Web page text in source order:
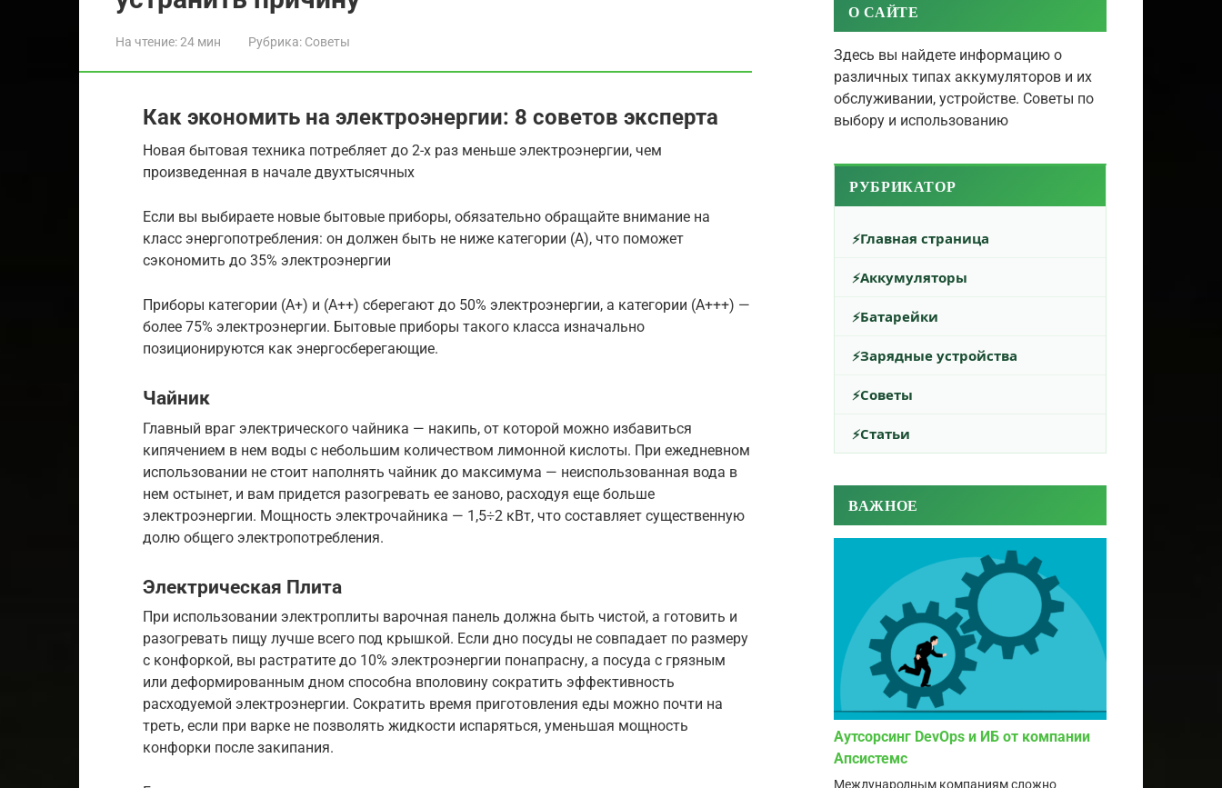
На чтение:24 мин Рубрика: Советы
Как экономить на электроэнергии: 8 советов эксперта
Новая бытовая техника потребляет до 2-х раз меньше электроэнергии, чем
произведенная в начале двухтысячных
Если вы выбираете новые бытовые приборы, обязательно обращайте внимание на
класс энергопотребления: он должен быть не ниже категории (А), что поможет
сэкономить до 35% электроэнергии
Приборы категории (А+) и (А++) сберегают до 50% электроэнергии, а категории (А+++) —
более 75% электроэнергии. Бытовые приборы такого класса изначально
позиционируются как энергосберегающие.
Чайник
Главный враг электрического чайника — накипь, от которой можно избавиться
кипячением в нем воды с небольшим количеством лимонной кислоты. При ежедневном
использовании не стоит наполнять чайник до максимума — неиспользованная вода в
нем остынет, и вам придется разогревать ее заново, расходуя еще больше
электроэнергии. Мощность электрочайника — 1,5÷2 кВт, что составляет существенную
долю общего электропотребления.
Электрическая Плита
При использовании электроплиты варочная панель должна быть чистой, а готовить и
разогревать пищу лучше всего под крышкой. Если дно посуды не совпадает по размеру
с конфоркой, вы растратите до 10% электроэнергии понапрасну, а посуда с грязным
или деформированным дном способна вполовину сократить эффективность
расходуемой электроэнергии. Сократить время приготовления еды можно почти на
треть, если при варке не позволять жидкости испаряться, уменьшая мощность
конфорки после закипания.
О САЙТЕ
Здесь вы найдете информацию о
различных типах аккумуляторов и их
обслуживании, устройстве. Советы по
выбору и использованию
РУБРИКАТОР
Главная страница
Аккумуляторы
Батарейки
Зарядные устройства
Советы
Статьи
ВАЖНОЕ
Аутсорсинг DevOps и ИБ от компании
Апсистемс
Международным компаниям сложно